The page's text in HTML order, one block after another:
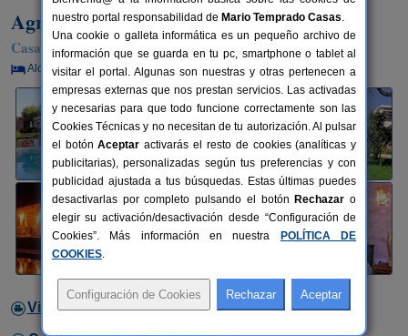
Agroturismo Xarc
Casa Rural en Santa Eulalia del Río (Ibiza)
Alquiler por habitaciones 2-20 plazas 17 km de Ibiza
Video
nuestro portal responsabilidad de Mario Temprado Casas.
Una cookie o galleta informática es un pequeño archivo de
información que se guarda en tu pc, smartphone o tablet al
visitar el portal. Algunas son nuestras y otras pertenecen a
empresas externas que nos prestan servicios. Las activadas
y necesarias para que todo funcione correctamente son las
Cookies Técnicas y no necesitan de tu autorización. Al pulsar
el botónAceptar activarás el resto de cookies (analíticas y
publicitarias), personalizadas según tus preferencias y con
publicidad ajustada a tus búsquedas. Estas últimas puedes
desactivarlas por completo pulsando el botón Rechazar o
elegir su activación/desactivación desde “Configuración de
Cookies”. Más información en nuestra
POLÍTICA DE
COOKIES.